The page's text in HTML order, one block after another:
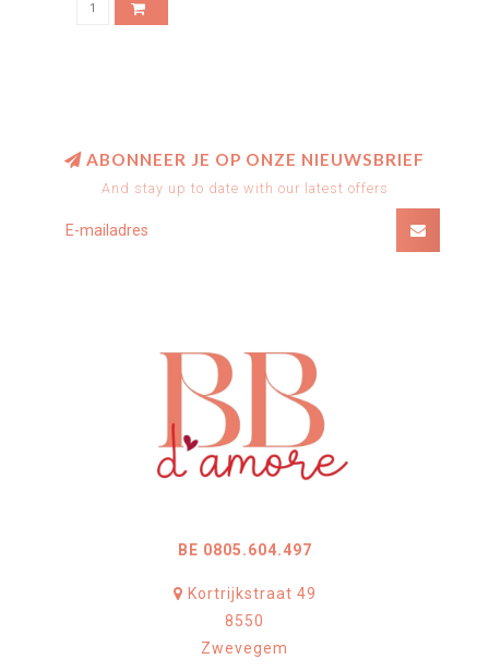
ABONNEER JE OP ONZE NIEUWSBRIEF
And stay up to date with our latest offers
BE 0805.604.497
Kortrijkstraat 49
8550
Zwevegem